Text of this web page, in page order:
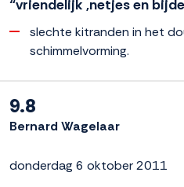
“vriendelijk ,netjes en
slechte kitranden in het
schimmelvorming.
9.8
Bernard Wagelaar
donderdag 6 oktober 2011